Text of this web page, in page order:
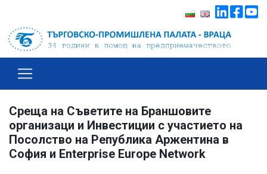
Среща на Съветите на Браншовите
организаци и Инвестиции с участието на
Посолство на Република Аржентина в
София и Еnterprise Europe Network